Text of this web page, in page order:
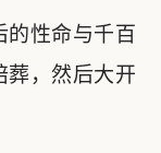
的性命与千百
葬，然后大开